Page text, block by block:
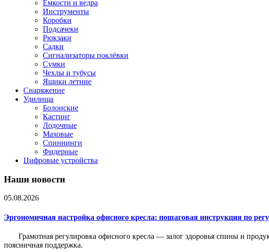
Емкости и ведра
Инструменты
Коробки
Подсачеки
Рюкзаки
Садки
Сигнализаторы поклёвки
Сумки
Чехлы и тубусы
Ящики летние
Снаряжение
Удилища
Болонские
Кастинг
Лодочные
Маховые
Спиннинги
Фидерные
Цифровые устройства
Наши новости
05.08.2026
Эргономичная настройка офисного кресла: пошаговая инструкция по
Грамотная регулировка офисного кресла — залог здоровья спины и
поясничная поддержка.